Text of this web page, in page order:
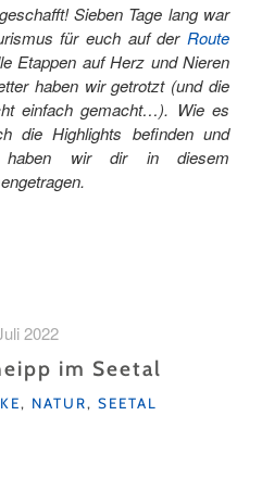
Sieben Tage lang war
für euch auf der Route
Etappen auf Herz und Nieren
haben wir getrotzt (und die
einfach gemacht…). Wie es
die Highlights befinden und
haben wir dir in diesem
2022
im Seetal
, NATUR, SEETAL